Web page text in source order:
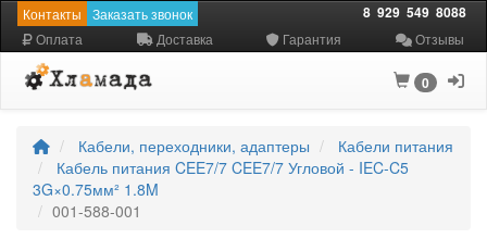
Контакты Заказать звонок 8 929 549 8088
Оплата Доставка Гарантия Отзывы
0
Кабели, переходники, адаптеры
Кабели питания
Кабель питания CEE7/7 CEE7/7 Угловой - IEC-C5
3G×0.75мм² 1.8M
001-588-001